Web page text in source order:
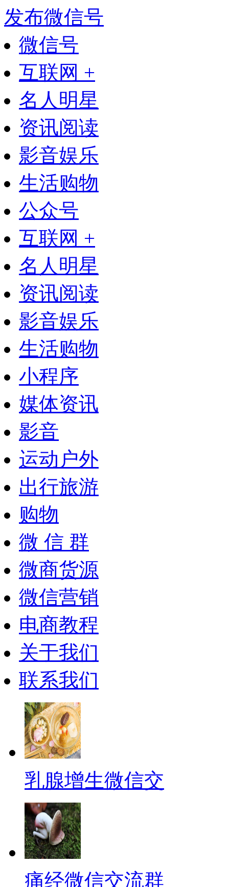
发布微信号
微信号
互联网 +
名人明星
资讯阅读
影音娱乐
生活购物
公众号
互联网 +
名人明星
资讯阅读
影音娱乐
生活购物
小程序
媒体资讯
影音
运动户外
出行旅游
购物
微 信 群
微商货源
微信营销
电商教程
关于我们
联系我们
乳腺增生微信交
痛经微信交流群